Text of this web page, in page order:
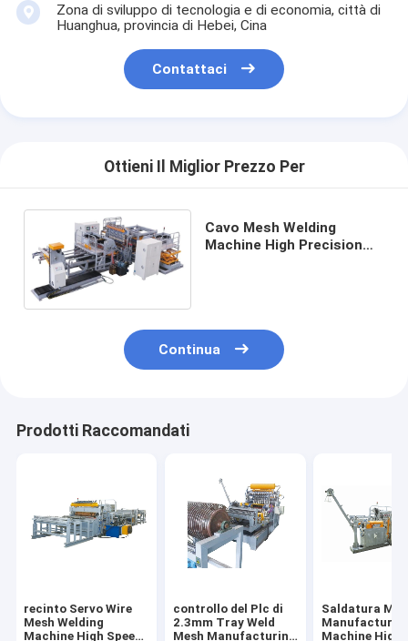
Zona di sviluppo di tecnologia e di economia, città di
Huanghua, provincia di Hebei, Cina
Contattaci
Ottieni Il Miglior Prezzo Per
Cavo Mesh Welding
Machine High Precision
Continua
Prodotti Raccomandati
recinto Servo Wire
Mesh Welding
Machine High Speed
controllo del Plc di
2.3mm Tray Weld
Mesh Manufacturing
Saldatura
Machine High